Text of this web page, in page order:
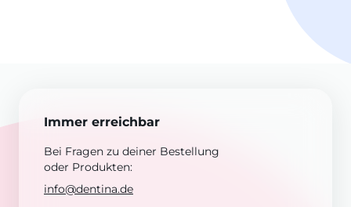
Immer erreichbar
Bei Fragen zu deiner Bestellung
oder Produkten:
info@dentina.de